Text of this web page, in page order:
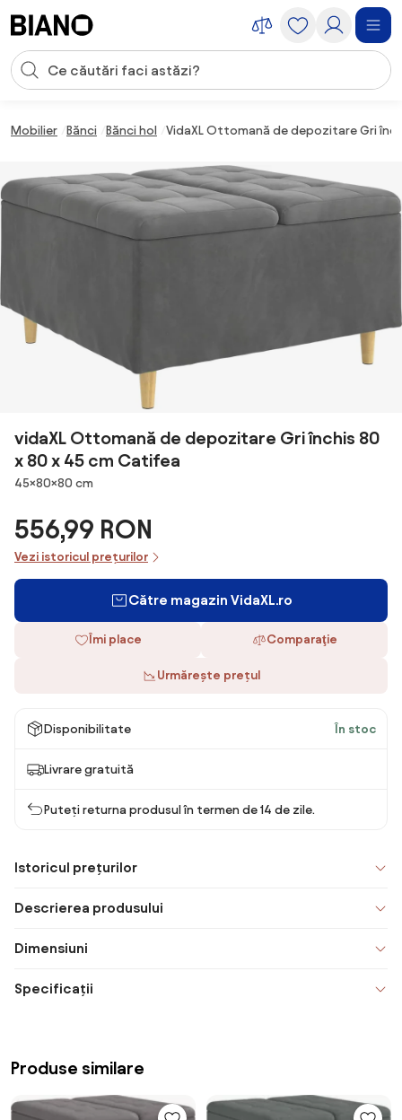
Introducerea căutării
Mobilier Bănci Bănci hol VidaXL Ottomană de depozitare Gri
vidaXL Ottomană de depozitare Gri închis 80
x 80 x 45 cm Catifea
Dimensiuni
45×80×80 cm
556,99 RON
Vezi istoricul prețurilor
Către magazin VidaXL.ro
Îmi place Comparaţie
Urmărește prețul
Disponibilitate În stoc
Livrare gratuită
Puteți returna produsul în termen de 14 de zile.
Istoricul prețurilor
Descrierea produsului
Dimensiuni
Specificații
Produse similare